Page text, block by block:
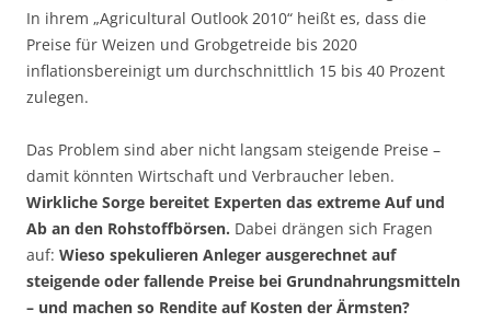
In ihrem „Agricultural Outlook 2010“ heißt es, dass die
Preise für Weizen und Grobgetreide bis 2020
inflationsbereinigt um durchschnittlich 15 bis 40 Prozent
zulegen.
Das Problem sind aber nicht langsam steigende Preise –
damit könnten Wirtschaft und Verbraucher leben.
Wirkliche Sorge bereitet Experten das extreme Auf und
Ab an den Rohstoffbörsen. Dabei drängen sich Fragen
auf: Wieso spekulieren Anleger ausgerechnet auf
steigende oder fallende Preise bei Grundnahrungsmitteln
– und machen so Rendite auf Kosten der Ärmsten?